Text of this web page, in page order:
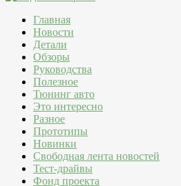
Главная
Новости
Детали
Обзоры
Руководства
Полезное
Тюнинг авто
Это интересно
Разное
Прототипы
Новинки
Свободная лента новостей
Тест-драйвы
Фонд проекта